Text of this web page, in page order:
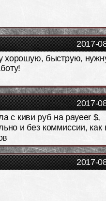
2017-
хорошую, быструю,
2017-
с киви руб на payeer $,
и без коммиссии, как
2017-